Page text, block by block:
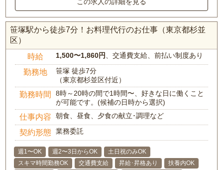
笹塚駅から徒歩7分！お料理代行のお仕事（東京都杉並
区）
時給 1,500〜1,860円 、交通費支給、前払い制度あり
勤務地
笹塚 徒歩7分
（東京都杉並区付近）
勤務時間
8時～20時の間で1時間〜、好きな日に働くこと
が可能です。(候補の日時から選択)
仕事内容 朝食、昼食、夕食の献立･調理など
契約形態 業務委託
週1〜OK 週2〜3日からOK
土日祝のみOK
スキマ時間勤務OK
交通費支給 昇給･昇格あり
扶養内OK